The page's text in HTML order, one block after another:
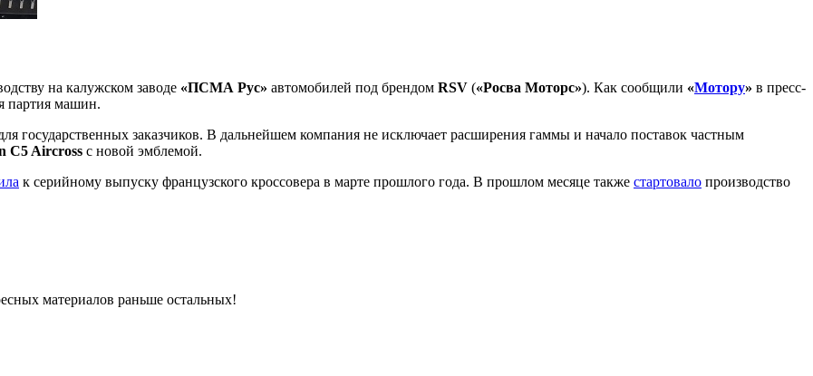
на калужском заводе «ПСМА Рус» автомобилей под брендом RSV («Росва Моторс»). Как сообщили «Мотору» в пресс-
партия машин.
государственных заказчиков. В дальнейшем компания не исключает расширения гаммы и начало поставок частным
C5 Aircross с новой эмблемой.
к серийному выпуску французского кроссовера в марте прошлого года. В прошлом месяце также стартовало производство
материалов раньше остальных!